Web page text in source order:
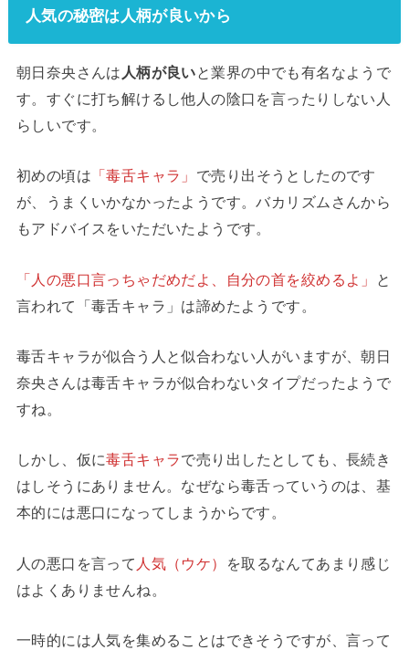
人気の秘密は人柄が良いから
朝日奈央さんは 人柄が良いと業界の中でも有名なようで
す。すぐに打ち解けるし他人の陰口を言ったりしない人
らしいです。
初めの頃は 「毒舌キャラ」 で売り出そうとしたのです
が、うまくいかなかったようです。バカリズムさんから
もアドバイスをいただいたようです。
「人の悪口言っちゃだめだよ、自分の首を絞めるよ」
と
言われて「毒舌キャラ」は諦めたようです。
毒舌キャラが似合う人と似合わない人がいますが、朝日
奈央さんは毒舌キャラが似合わないタイプだったようで
すね。
しかし、仮に毒舌キャラで売り出したとしても、長続き
はしそうにありません。なぜなら毒舌っていうのは、基
本的には悪口になってしまうからです。
人の悪口を言って 人気（ウケ）
を取るなんてあまり感じ
はよくありませんね。
一時的には人気を集めることはできそうですが、言って